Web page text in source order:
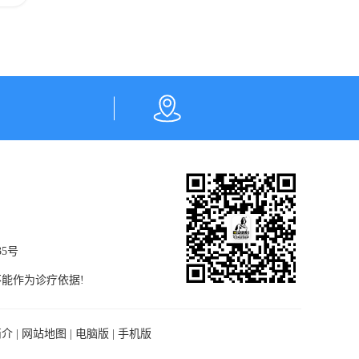
号
作为诊疗依据!
| 网站地图 电脑版 手机版